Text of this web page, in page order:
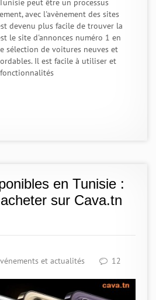
peut être un processus
avec l'avènement des sites
devenu plus facile de trouver la
le site d'annonces numéro 1 en
sélection de voitures neuves et
Il est facile à utiliser et
en Tunisie :
sur Cava.tn
et actualités 12